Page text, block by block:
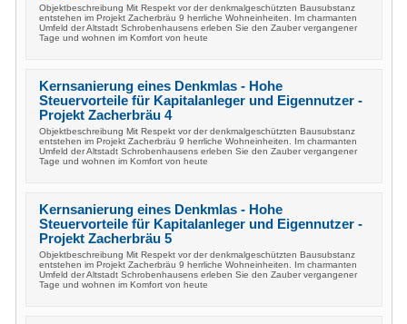
Objektbeschreibung Mit Respekt vor der denkmalgeschützten Bausubstanz
entstehen im Projekt Zacherbräu 9 herrliche Wohneinheiten. Im charmanten
Umfeld der Altstadt Schrobenhausens erleben Sie den Zauber vergangener
Tage und wohnen im Komfort von heute
Kernsanierung eines Denkmlas - Hohe
Steuervorteile für Kapitalanleger und Eigennutzer -
Projekt Zacherbräu 4
Objektbeschreibung Mit Respekt vor der denkmalgeschützten Bausubstanz
entstehen im Projekt Zacherbräu 9 herrliche Wohneinheiten. Im charmanten
Umfeld der Altstadt Schrobenhausens erleben Sie den Zauber vergangener
Tage und wohnen im Komfort von heute
Kernsanierung eines Denkmlas - Hohe
Steuervorteile für Kapitalanleger und Eigennutzer -
Projekt Zacherbräu 5
Objektbeschreibung Mit Respekt vor der denkmalgeschützten Bausubstanz
entstehen im Projekt Zacherbräu 9 herrliche Wohneinheiten. Im charmanten
Umfeld der Altstadt Schrobenhausens erleben Sie den Zauber vergangener
Tage und wohnen im Komfort von heute